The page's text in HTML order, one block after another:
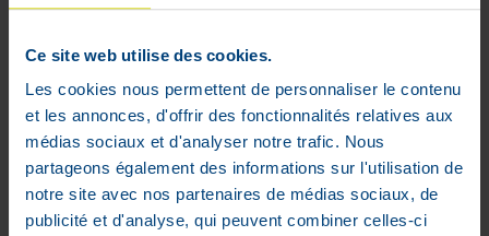
Ce site web utilise des cookies.
Les cookies nous permettent de personnaliser le contenu
et les annonces, d'offrir des fonctionnalités relatives aux
médias sociaux et d'analyser notre trafic. Nous
partageons également des informations sur l'utilisation de
notre site avec nos partenaires de médias sociaux, de
publicité et d'analyse, qui peuvent combiner celles-ci
Pulse Protein Granola Protéiné Bio
Chocolat 350 g
7,99€